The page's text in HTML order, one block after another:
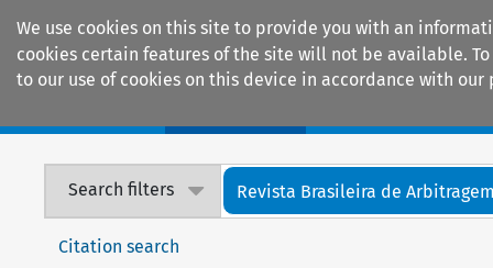
We use cookies on this site to provide you with an
cookies certain features of the site will not be available.
to our use of cookies on this device in accordance with our
Search filters Revista Brasileira de
Citation search